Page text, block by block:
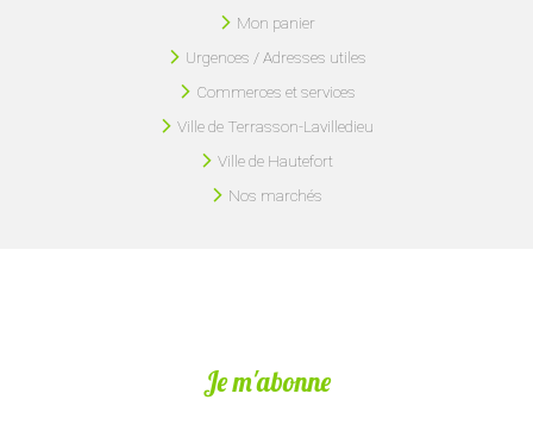
Mon panier
Urgences / Adresses utiles
Commerces et services
Ville de Terrasson-Lavilledieu
Ville de Hautefort
Nos marchés
Je m'abonne